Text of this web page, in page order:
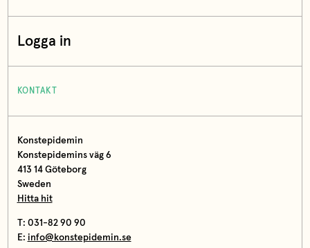
Logga in
KONTAKT
Konstepidemin
Konstepidemins väg 6
413 14 Göteborg
Sweden
Hitta hit
T: 031-82 90 90
E: info@konstepidemin.se